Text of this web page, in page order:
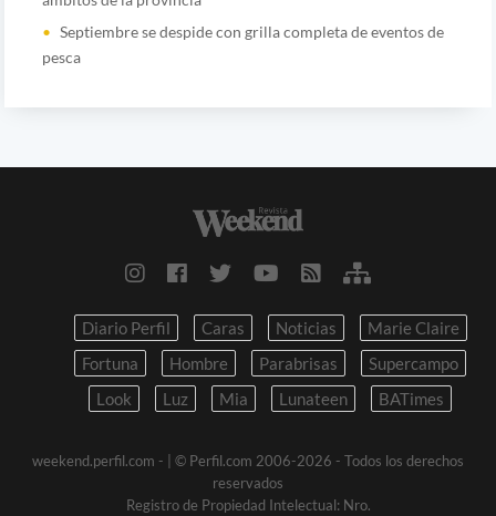
Septiembre se despide con grilla completa de eventos de
pesca
Diario Perfil Caras Noticias
Marie Claire
Fortuna
Hombre Parabrisas
Supercampo
Look
Luz Mia Lunateen BATimes
weekend.perfil.com -
| © Perfil.com 2006-2026 - Todos los derechos
reservados
Registro de Propiedad Intelectual: Nro.